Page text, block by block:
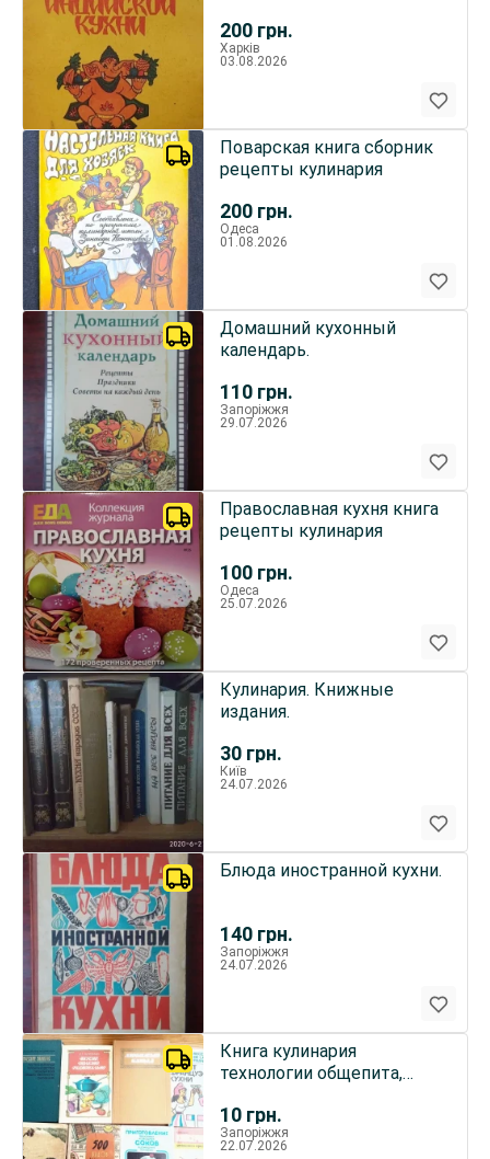
200 грн.
Харків
03.08.2026
200 грн.
Поварская книга сборник
рецепты кулинария
Одеса
01.08.2026
110 грн.
Домашний кухонный
календарь.
Запоріжжя
29.07.2026
100 грн.
Православная кухня книга
рецепты кулинария
Одеса
25.07.2026
30 грн.
Кулинария. Книжные
издания.
Київ
24.07.2026
140 грн.
Блюда иностранной кухни.
Запоріжжя
24.07.2026
10 грн.
Книга кулинария
технологии общепита,
печенье
Запоріжжя
22.07.2026